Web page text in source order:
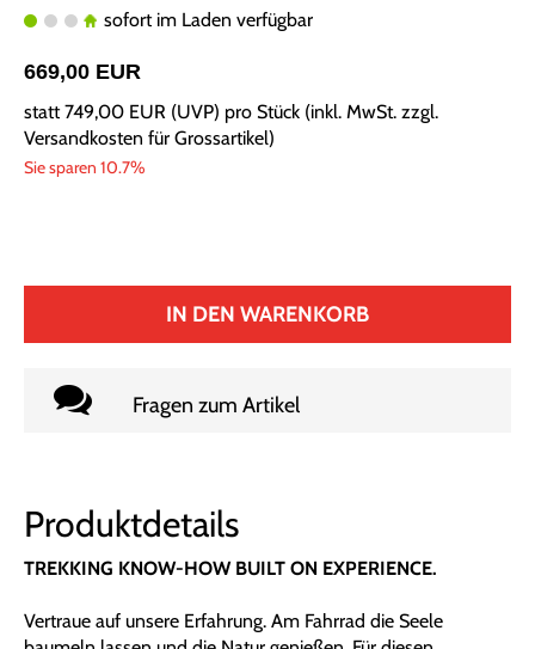
sofort im Laden verfügbar
669,00 EUR
statt749,00 EUR (UVP) pro Stück (inkl. MwSt. zzgl.
Versandkosten für Grossartikel)
Sie sparen 10.7%
IN DEN WARENKORB
Fragen zum Artikel
Produktdetails
TREKKING KNOW-HOW BUILT ON EXPERIENCE.
Vertraue auf unsere Erfahrung. Am Fahrrad die Seele